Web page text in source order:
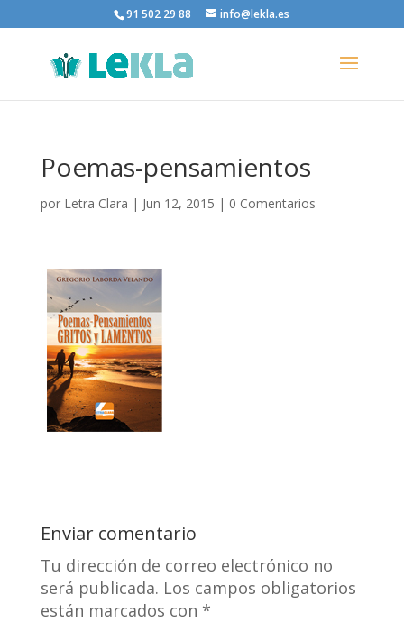
91 502 29 88 info@lekla.es
Poemas-pensamientos
por Letra Clara | Jun 12, 2015 | 0 Comentarios
Enviar comentario
Tu dirección de correo electrónico no
será publicada. Los campos obligatorios
están marcados con *